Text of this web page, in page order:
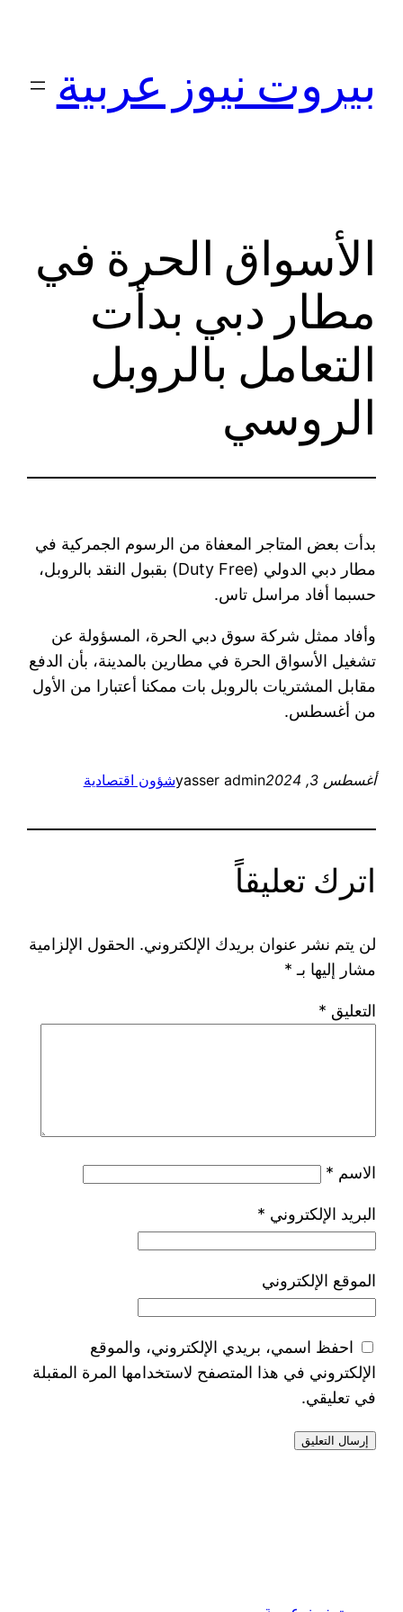
بيروت نيوز عربية
الأسواق الحرة في
مطار دبي بدأت
التعامل بالروبل
الروسي
بدأت بعض المتاجر المعفاة من الرسوم الجمركية في
مطار دبي الدولي (Duty Free) بقبول النقد بالروبل،
حسبما أفاد مراسل تاس.
وأفاد ممثل شركة سوق دبي الحرة، المسؤولة عن
تشغيل الأسواق الحرة في مطارين بالمدينة، بأن الدفع
مقابل المشتريات بالروبل بات ممكنا أعتبارا من الأول
من أغسطس.
أغسطس 3, 2024 yasser adminشؤون اقتصادية
اترك تعليقاً
لن يتم نشر عنوان بريدك الإلكتروني. الحقول الإلزامية
مشار إليها بـ *
التعليق *
الاسم *
البريد الإلكتروني *
الموقع الإلكتروني
احفظ اسمي، بريدي الإلكتروني، والموقع
الإلكتروني في هذا المتصفح لاستخدامها المرة المقبلة
في تعليقي.